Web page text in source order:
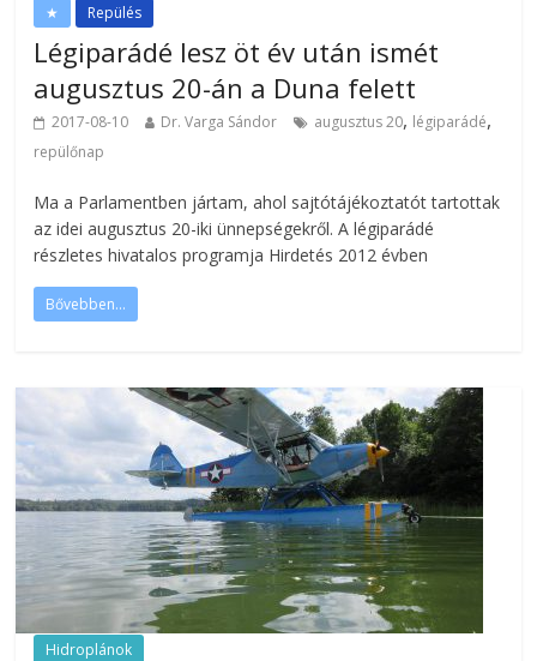
★ Repülés
Légiparádé lesz öt év után ismét
augusztus 20-án a Duna felett
2017-08-10 Dr. Varga Sándor augusztus 20, légiparádé,
repülőnap
Ma a Parlamentben jártam, ahol sajtótájékoztatót tartottak
az idei augusztus 20-iki ünnepségekről. A légiparádé
részletes hivatalos programja Hirdetés 2012 évben
Bővebben...
Hidroplánok